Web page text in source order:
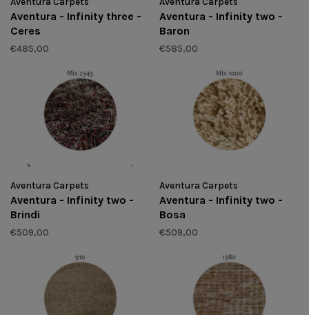
Aventura - Infinity three -
Ceres
€485,00
Aventura - Infinity two -
Baron
€585,00
Aventura Carpets
Aventura - Infinity two -
Brindi
€509,00
Aventura Carpets
Aventura - Infinity two -
Bosa
€509,00